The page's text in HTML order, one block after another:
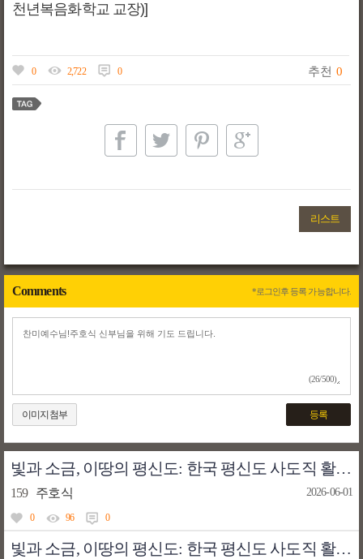
천년복음화학교 교장)]
0 2,722 0 추천 0
리스트
Comments *로그인후 등록 가능합니다.
(26/500)
이미지첨부 등록
빛과 소금, 이땅의 평신도: 한국 평신도 사도직 활동의 모범, 류홍렬 라우렌시오 (4)
159 주호식 2026-06-01
0 96 0
빛과 소금, 이땅의 평신도: 한국 평신도 사도직 활동의 모범, 류홍렬 라우렌시오 (3)